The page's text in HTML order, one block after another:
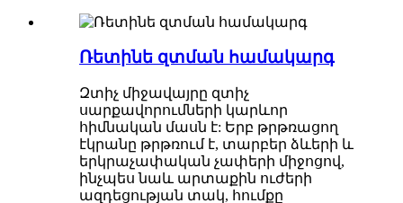
Ռետինե զտման համակարգ
Զտիչ միջավայրը զտիչ
սարքավորումների կարևոր
հիմնական մասն է: Երբ թրթռացող
էկրանը թրթռում է, տարբեր ձևերի և
երկրաչափական չափերի միջոցով,
ինչպես նաև արտաքին ուժերի
ազդեցության տակ, հումքը